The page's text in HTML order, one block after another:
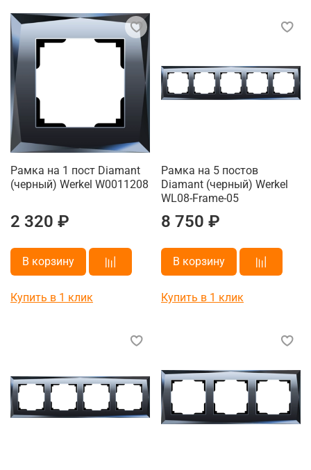
Рамка на 1 пост Diamant
(черный) Werkel W0011208
2 320 ₽
В корзину
Купить в 1 клик
Рамка на 5 постов
Diamant (черный) Werkel
WL08-Frame-05
8 750 ₽
В корзину
Купить в 1 клик